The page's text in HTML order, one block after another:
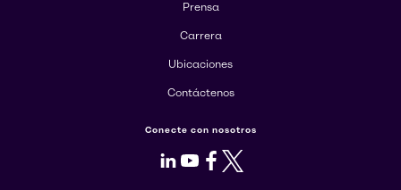
Prensa
Carrera
Ubicaciones
Contáctenos
Conecte con nosotros
LinkedIn
Youtube
Facebook
X